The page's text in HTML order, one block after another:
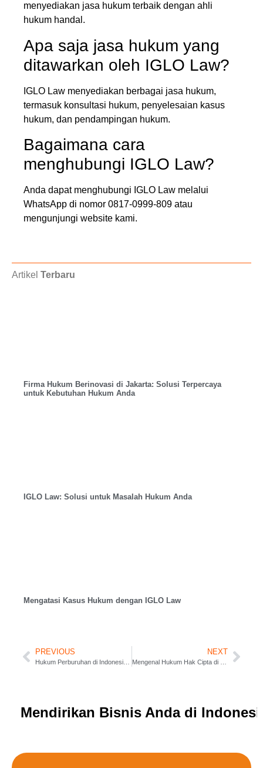
menyediakan jasa hukum terbaik dengan ahli
hukum handal.
Apa saja jasa hukum yang
ditawarkan oleh IGLO Law?
IGLO Law menyediakan berbagai jasa hukum,
termasuk konsultasi hukum, penyelesaian kasus
hukum, dan pendampingan hukum.
Bagaimana cara
menghubungi IGLO Law?
Anda dapat menghubungi IGLO Law melalui
WhatsApp di nomor 0817-0999-809 atau
mengunjungi website kami.
Artikel Terbaru
Firma Hukum Berinovasi di Jakarta: Solusi Terpercaya
untuk Kebutuhan Hukum Anda
IGLO Law: Solusi untuk Masalah Hukum Anda
Mengatasi Kasus Hukum dengan IGLO Law
PREVIOUS NEXT
Mendirikan Bisnis Anda di